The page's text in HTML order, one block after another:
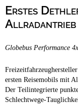
Erstes
Allradantrieb
Globebus Performance
ersten Reisemobils mit
Der Teilintegrierte
Schlechtwege-